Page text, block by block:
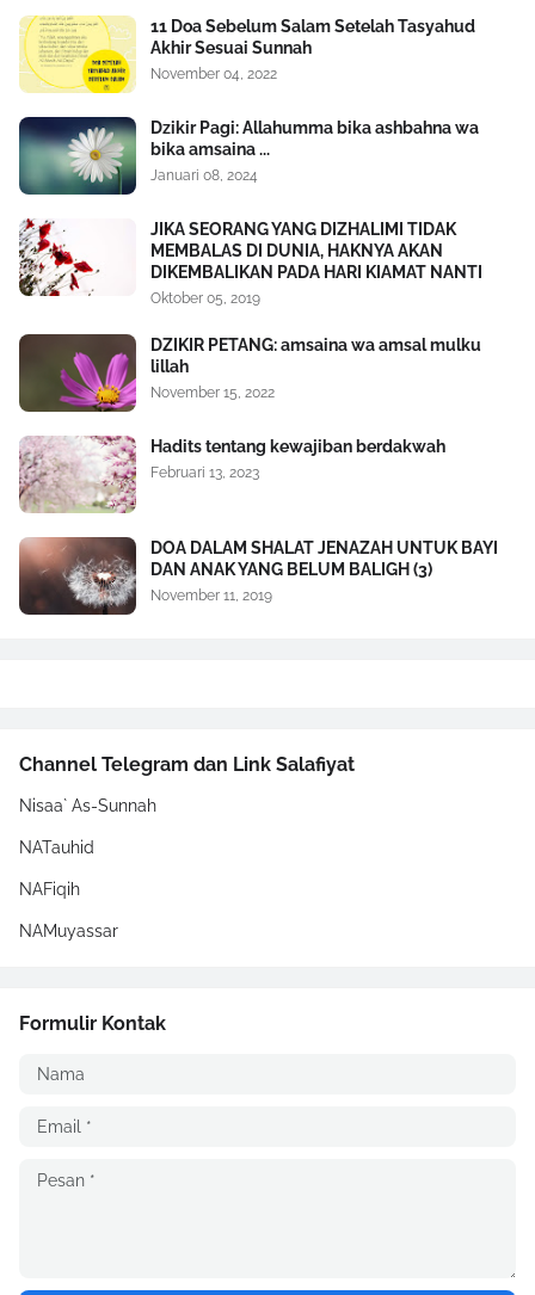
11 Doa Sebelum Salam Setelah Tasyahud
Akhir Sesuai Sunnah
November 04, 2022
Dzikir Pagi: Allahumma bika ashbahna wa
bika amsaina ...
Januari 08, 2024
JIKA SEORANG YANG DIZHALIMI TIDAK
MEMBALAS DI DUNIA, HAKNYA AKAN
DIKEMBALIKAN PADA HARI KIAMAT NANTI
Oktober 05, 2019
DZIKIR PETANG: amsaina wa amsal mulku
lillah
November 15, 2022
Hadits tentang kewajiban berdakwah
Februari 13, 2023
DOA DALAM SHALAT JENAZAH UNTUK BAYI
DAN ANAK YANG BELUM BALIGH (3)
November 11, 2019
Channel Telegram dan Link Salafiyat
Nisaa` As-Sunnah
NATauhid
NAFiqih
NAMuyassar
Formulir Kontak